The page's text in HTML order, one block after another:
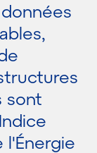
sont
l'Énergie